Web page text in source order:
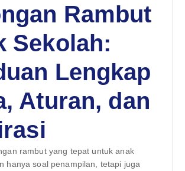
Rambut
Sekolah:
Lengkap
Aturan, dan
rambut yang tepat untuk anak
hanya soal penampilan, tetapi juga